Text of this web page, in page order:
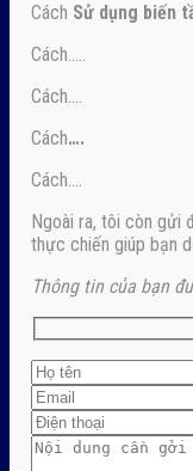
Cách Sử dụng biến
Cách…..
Cách….
Cách….
Cách….
Ngoài ra, tôi còn gửi
thực chiến giúp bạn
Thông tin của bạn